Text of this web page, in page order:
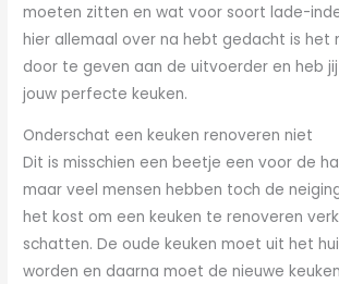
moeten zitten en wat voor soort lade-
hier allemaal over na hebt gedacht is het
door te geven aan de uitvoerder en heb
jouw perfecte keuken.
Onderschat een keuken renoveren niet
Dit is misschien een beetje een voor de
maar veel mensen hebben toch de
het kost om een keuken te renoveren
schatten. De oude keuken moet uit het
worden en daarna moet de nieuwe